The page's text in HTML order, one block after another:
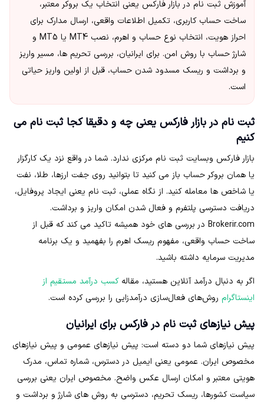
آموزش ثبت نام در بازار فارکس یعنی انتخاب یک بروکر معتبر،
ساخت حساب کاربری، تکمیل اطلاعات واقعی، ارسال مدارک برای
احراز هویت، انتخاب نوع حساب و اهرم، نصب MT4 یا MT5 و
شارژ حساب با روش امن. برای ایرانیان، بررسی تحریم ها، مسیر واریز
و برداشت و ریسک مسدود شدن حساب، قبل از اولین واریز حیاتی
است.
ثبت نام در بازار فارکس یعنی چه و دقیقا کجا ثبت نام می
کنیم
بازار فارکس وبسایت ثبت نام مرکزی ندارد. شما در واقع نزد یک کارگزار
یا همان بروکر حساب باز می کنید تا بتوانید روی جفت ارزها، طلا، نفت
یا شاخص ها معامله کنید. از نگاه عملی، ثبت نام یعنی ایجاد پروفایل،
دریافت دسترسی پلتفرم و فعال شدن امکان واریز و برداشت.
Brokerir.com در بررسی های خود همیشه تاکید می کند که قبل از
ساخت حساب واقعی، مفهوم ریسک اهرم را بفهمید و یک برنامه
مدیریت سرمایه داشته باشید.
اگر به دنبال درآمد آنلاین هستید، مقاله کسب درآمد مستقیم از
اینستاگرام روش‌های فعال‌سازی درآمدزایی را بررسی کرده است.
پیش نیازهای ثبت نام در فارکس برای ایرانیان
پیش نیازهای شما دو دسته است: پیش نیازهای عمومی و پیش نیازهای
مخصوص ایران. عمومی یعنی ایمیل در دسترس، شماره تماس، مدرک
هویتی معتبر و امکان ارسال عکس واضح. مخصوص ایران یعنی بررسی
سیاست کشورها، ریسک تحریم، دسترسی به روش های شارژ و برداشت و